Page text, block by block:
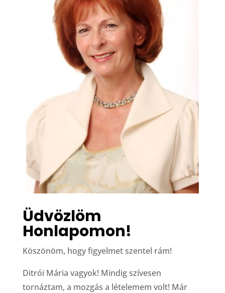
Üdvözlöm
Honlapomon!
Köszönöm, hogy figyelmet szentel rám!
Ditrói Mária vagyok! Mindig szívesen
tornáztam, a mozgás a lételemem volt! Már